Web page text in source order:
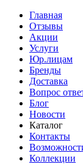
Главная
Отзывы
Акции
Услуги
Юр.лицам
Бренды
Доставка
Вопрос
Блог
Новости
Каталог
Контакты
Коллекции